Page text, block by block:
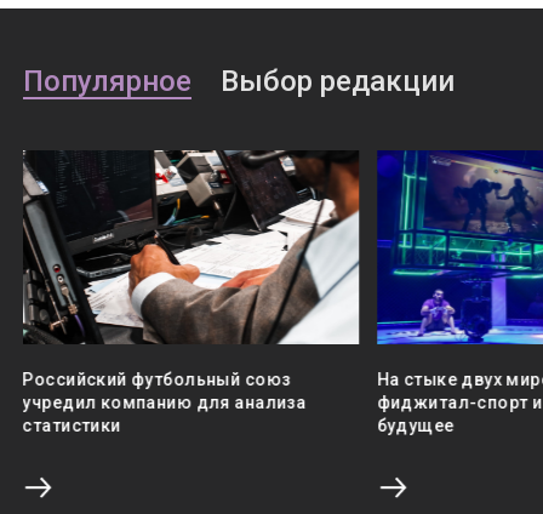
Популярное Выбор редакции
Российский футбольный союз
учредил компанию для анализа
статистики
На стыке двух
фиджитал-спорт
будущее